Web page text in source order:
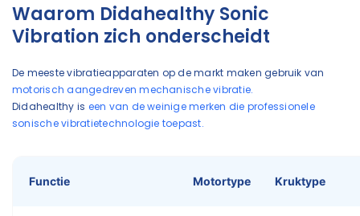
Waarom Didahealthy Sonic
Vibration zich onderscheidt
De meeste vibratieapparaten op de markt maken gebruik van
motorisch aangedreven mechanische vibratie.
Didahealthy is een van de weinige merken die professionele
sonische vibratietechnologie toepast.
Functie Motortype Kruktype